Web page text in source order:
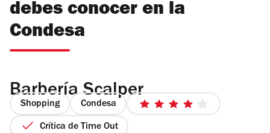
debes conocer en la
Condesa
Barbería Scalper
Shopping Condesa
4
Crítica de Time Out